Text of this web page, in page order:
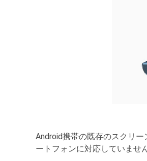
Android携帯の既存のスクリ
ートフォンに対応していませ